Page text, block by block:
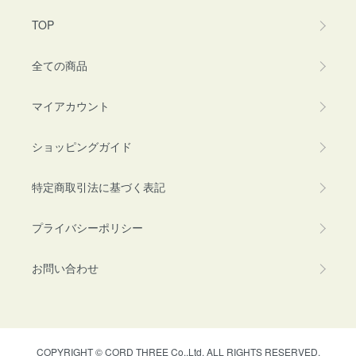
TOP
全ての商品
マイアカウント
ショッピングガイド
特定商取引法に基づく表記
プライバシーポリシー
お問い合わせ
COPYRIGHT © CORD THREE Co.,Ltd. ALL RIGHTS RESERVED.